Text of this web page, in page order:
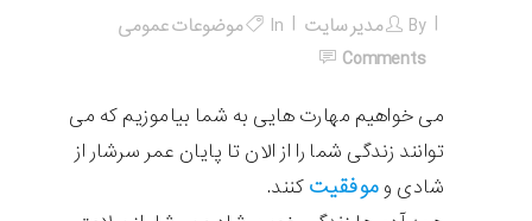
By مدیر سایت In
موضوعات عمومی
Comments
می خواهیم مهارت هایی به شما بیاموزیم که می
توانند زندگی شما را از الان تا پایان عمر سرشار از
شادی و موفقیت کنند.